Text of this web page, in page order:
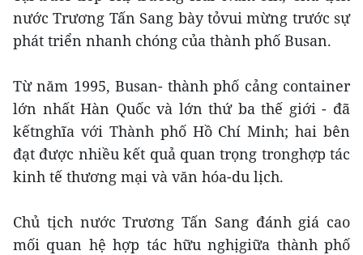
nước Trương Tấn Sang bày tỏvui mừng trước sự
phát triển nhanh chóng của thành phố Busan.
Từ năm 1995, Busan- thành phố cảng container
lớn nhất Hàn Quốc và lớn thứ ba thế giới - đã
kếtnghĩa với Thành phố Hồ Chí Minh; hai bên
đạt được nhiều kết quả quan trọng tronghợp tác
kinh tế thương mại và văn hóa-du lịch.
Chủ tịch nước Trương Tấn Sang đánh giá cao
mối quan hệ hợp tác hữu nghịgiữa thành phố